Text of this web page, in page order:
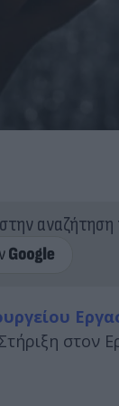
αναζήτηση
στον